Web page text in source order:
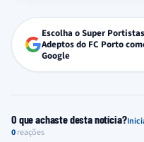
Escolha o Super
Adeptos do FC Porto
Google
O que achaste desta notícia?
0reações